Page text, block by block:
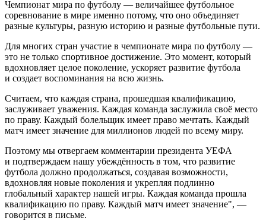
Чемпионат мира по футболу — величайшее футбольное
соревнование в мире именно потому, что оно объединяет
разные культуры, разную историю и разные футбольные пути.
Для многих стран участие в чемпионате мира по футболу —
это не только спортивное достижение. Это момент, который
вдохновляет целое поколение, ускоряет развитие футбола
и создает воспоминания на всю жизнь.
Считаем, что каждая страна, прошедшая квалификацию,
заслуживает уважения. Каждая команда заслужила своё место
по праву. Каждый болельщик имеет право мечтать. Каждый
матч имеет значение для миллионов людей по всему миру.
Поэтому мы отвергаем комментарии президента УЕФА
и подтверждаем нашу убеждённость в том, что развитие
футбола должно продолжаться, создавая возможности,
вдохновляя новые поколения и укрепляя подлинно
глобальный характер нашей игры. Каждая команда прошла
квалификацию по праву. Каждый матч имеет значение", —
говорится в письме.